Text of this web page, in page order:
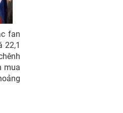
fan
22,1
mua